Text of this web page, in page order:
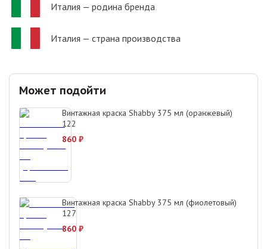
Италия — родина бренда
Италия — страна производства
Может подойти
Винтажная краска Shabby 375 мл (оранжевый)
122
860 ₽
Винтажная краска Shabby 375 мл (фиолетовый)
127
860 ₽